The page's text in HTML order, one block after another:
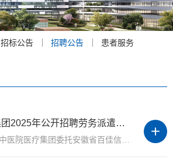
招标公告 招聘公告 患者服务
庐江县中医院医疗集团2025年公开招聘劳务派遣人员公告
根据工作需要，庐江县中医院医疗集团委托安徽省百佳信人力资源服务有限责任公司面向社会公开招聘劳务派遣人员21名，聘用人员将通过劳务派遣方式在庐江县中医院医疗集团工作，现就招聘工作有关事项公告如下： 一...